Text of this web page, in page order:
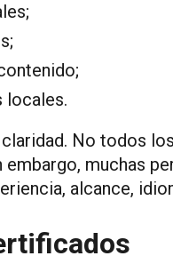
locales.
No todos
muchas
alcance,